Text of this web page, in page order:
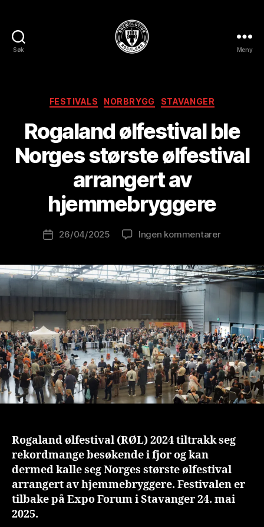
Søk Meny
Kategorier
FESTIVALS NORBRYGG STAVANGER
Rogaland ølfestival ble
Norges største ølfestival
arrangert av
hjemmebryggere
Innleggsforfatter
v
r
w
l
o
n
is
Publiseringsdato
26/04/2025 Ingen kommentarertil
ble
Norges
største
arrangert
av
Rogaland ølfestival (RØL) 2024 tiltrakk seg
rekordmange besøkende i fjor og kan
dermed kalle seg Norges største ølfestival
arrangert av hjemmebryggere. Festivalen er
tilbake på Expo Forum i Stavanger 24. mai
2025.